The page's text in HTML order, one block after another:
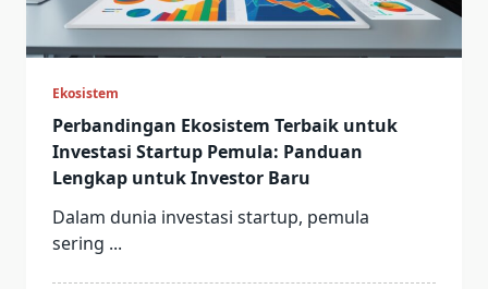
Ekosistem
Perbandingan Ekosistem Terbaik untuk
Investasi Startup Pemula: Panduan
Lengkap untuk Investor Baru
Dalam dunia investasi startup, pemula
sering ...